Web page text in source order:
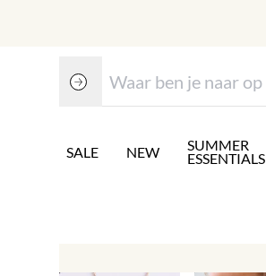
SALE NEW SUMMER
ESSENTIALS